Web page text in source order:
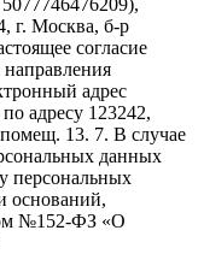
г. Москва, б-р
согласие
направления
адрес
адресу 123242,
13. 7. В случае
данных
персональных
оснований,
№152-ФЗ «О